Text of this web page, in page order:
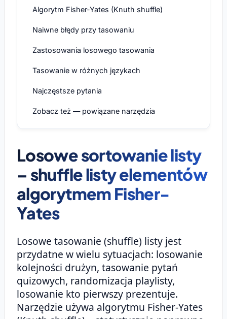
Algorytm Fisher-Yates (Knuth shuffle)
Naiwne błędy przy tasowaniu
Zastosowania losowego tasowania
Tasowanie w różnych językach
Najczęstsze pytania
Zobacz też — powiązane narzędzia
Losowe sortowanie listy
– shuffle listy elementów
algorytmem Fisher-
Yates
Losowe tasowanie (shuffle) listy jest
przydatne w wielu sytuacjach: losowanie
kolejności drużyn, tasowanie pytań
quizowych, randomizacja playlisty,
losowanie kto pierwszy prezentuje.
Narzędzie używa algorytmu Fisher-Yates